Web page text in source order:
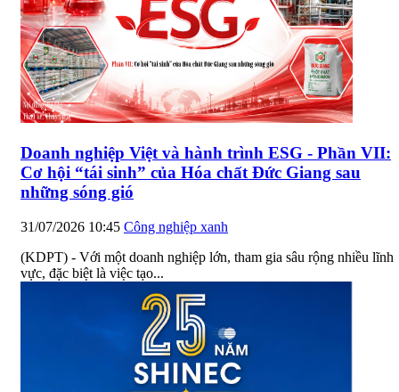
Doanh nghiệp Việt và hành trình ESG - Phần VII:
Cơ hội “tái sinh” của Hóa chất Đức Giang sau
những sóng gió
31/07/2026 10:45 Công nghiệp xanh
(KDPT) - Với một doanh nghiệp lớn, tham gia sâu rộng nhiều lĩnh
vực, đặc biệt là việc tạo...